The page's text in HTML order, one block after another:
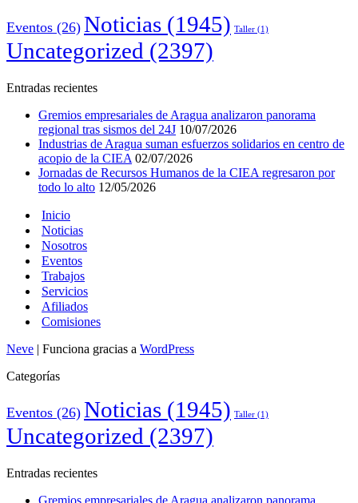
Eventos (26) Noticias (1945) Taller (1)
Uncategorized (2397)
Entradas recientes
Gremios empresariales de Aragua analizaron panorama
regional tras sismos del 24J 10/07/2026
Industrias de Aragua suman esfuerzos solidarios en centro de
acopio de la CIEA 02/07/2026
Jornadas de Recursos Humanos de la CIEA regresaron por
todo lo alto 12/05/2026
Inicio
Noticias
Nosotros
Eventos
Trabajos
Servicios
Afiliados
Comisiones
Neve | Funciona gracias a WordPress
Categorías
Eventos (26) Noticias (1945) Taller (1)
Uncategorized (2397)
Entradas recientes
Gremios empresariales de Aragua analizaron panorama